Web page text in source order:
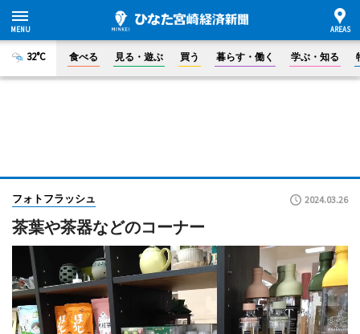
32°C 食べる 見る・遊ぶ 買う 暮らす・働く 学ぶ・知る
フォトフラッシュ 2024.03.26
茶葉や茶器などのコーナー